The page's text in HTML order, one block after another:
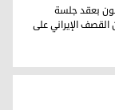
بعقد جلسة
الإيراني على